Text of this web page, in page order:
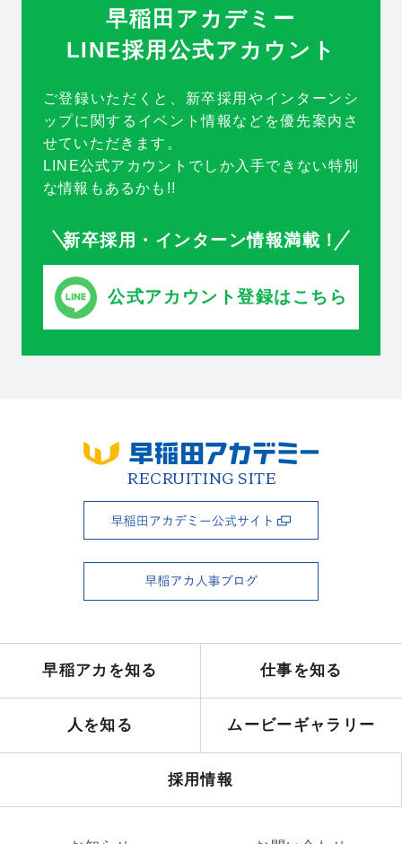
早稲田アカデミー
LINE採用公式アカウント
ご登録いただくと、新卒採用やインターンシ
ップに関するイベント情報などを優先案内さ
せていただきます。
LINE公式アカウントでしか入手できない特別
な情報もあるかも!!
新卒採用・インターン情報満載！
公式アカウント登録はこちら
RECRUITING SITE
早稲アカを知る 仕事を知る
人を知る ムービーギャラリー
採用情報